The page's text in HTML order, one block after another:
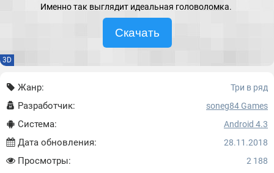
Именно так выглядит идеальная головоломка.
Скачать
3D
Жанр: Три в ряд
Разработчик: soneg84 Games
Система: Android 4.3
Дата обновления: 28.11.2018
Просмотры: 2 188